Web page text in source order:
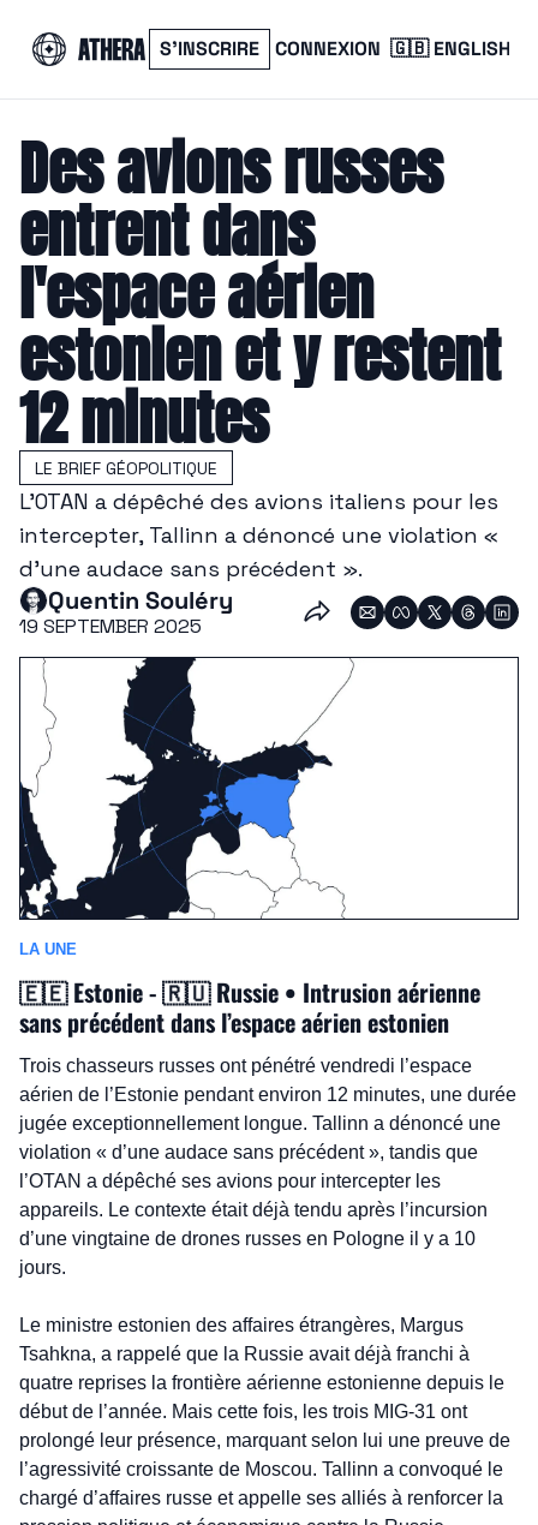
S’INSCRIRE CONNEXION 🇬🇧 ENGLISH
Des avions russes
entrent dans
l'espace aérien
estonien et y restent
12 minutes
LE BRIEF GÉOPOLITIQUE
L'OTAN a dépêché des avions italiens pour les
intercepter, Tallinn a dénoncé une violation «
d’une audace sans précédent ».
Quentin Souléry
19 SEPTEMBER 2025
LA UNE
🇪🇪 Estonie - 🇷🇺 Russie • Intrusion aérienne
sans précédent dans l’espace aérien estonien
Trois chasseurs russes ont pénétré vendredi l’espace
aérien de l’Estonie pendant environ 12 minutes, une durée
jugée exceptionnellement longue. Tallinn a dénoncé une
violation « d’une audace sans précédent », tandis que
l’OTAN a dépêché ses avions pour intercepter les
appareils. Le contexte était déjà tendu après l’incursion
d’une vingtaine de drones russes en Pologne il y a 10
jours.
Le ministre estonien des affaires étrangères, Margus
Tsahkna, a rappelé que la Russie avait déjà franchi à
quatre reprises la frontière aérienne estonienne depuis le
début de l’année. Mais cette fois, les trois MIG-31 ont
prolongé leur présence, marquant selon lui une preuve de
l’agressivité croissante de Moscou. Tallinn a convoqué le
chargé d’affaires russe et appelle ses alliés à renforcer la